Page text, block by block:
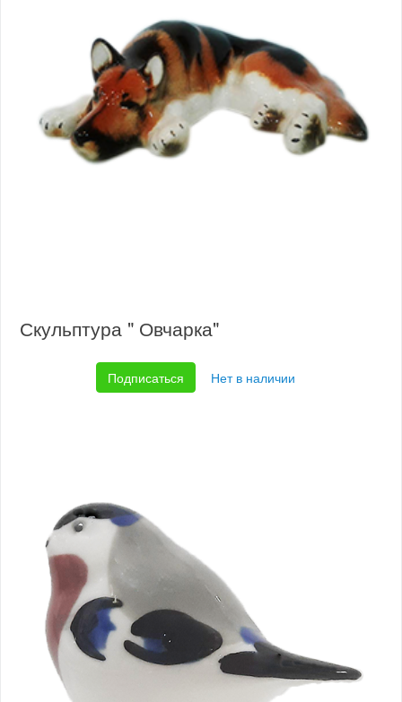
Скульптура " Овчарка"
Подписаться Нет в наличии